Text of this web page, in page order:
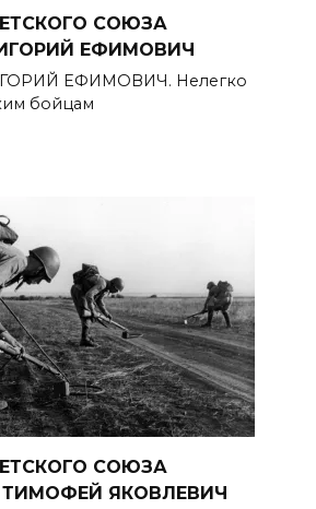
СОЮЗА
ЕФИМОВИЧ
ЕФИМОВИЧ. Нелегко
бойцам
СОЮЗА
ЯКОВЛЕВИЧ